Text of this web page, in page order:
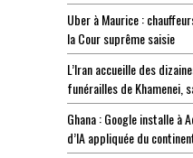
Uber à Maurice :
la Cour suprême saisie
L’Iran accueille des
funérailles de Khamenei,
Ghana : Google installe à
d’IA appliquée du